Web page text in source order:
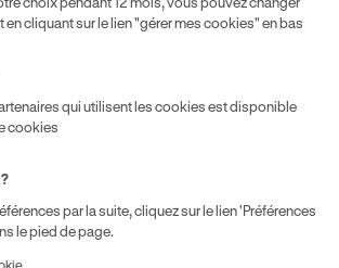
cliquant sur le lien "gérer mes cookies" en bas
qui utilisent les cookies est disponible
cookies
par la suite, cliquez sur le lien 'Préférences
le pied de page.